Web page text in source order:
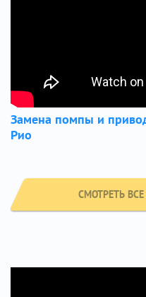
Замена помпы и
Рио
СМОТРЕТЬ